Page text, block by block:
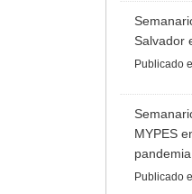
Salvador
Publicado
MYPES
Publicado